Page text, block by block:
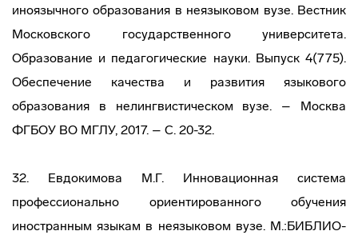
иноязычного образования в неязыковом вузе. Вестник
Московского государственного университета.
Образование и педагогические науки. Выпуск 4(775).
Обеспечение качества и развития языкового
образования в нелингвистическом вузе. – Москва
ФГБОУ ВО МГЛУ, 2017. – С. 20-32.
32. Евдокимова М.Г. Инновационная система
профессионально ориентированного обучения
иностранным языкам в неязыковом вузе. М.:БИБЛИО-